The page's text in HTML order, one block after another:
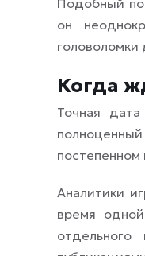
Подобный
он
Когда
Точная
Аналитики
время